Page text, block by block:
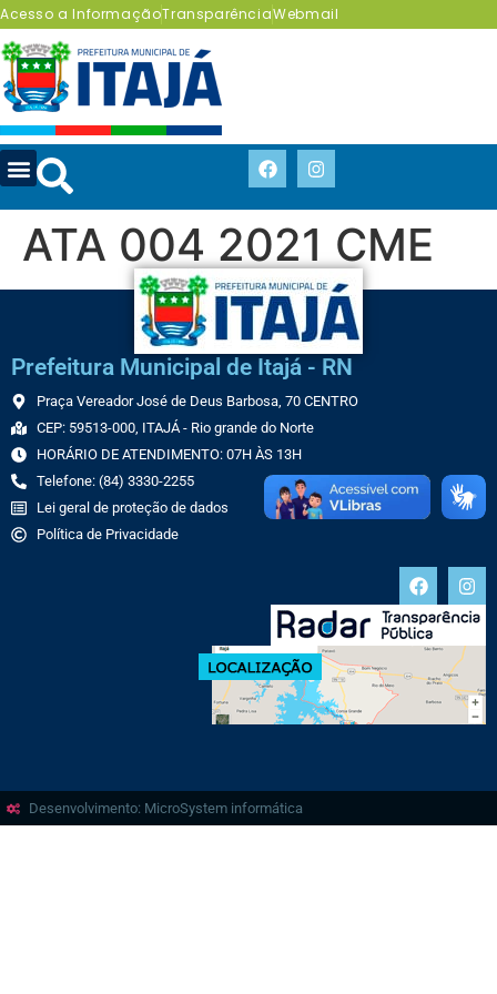
Acesso a InformaçãoTransparênciaWebmail
ATA 004 2021 CME
Prefeitura Municipal de Itajá - RN
Praça Vereador José de Deus Barbosa, 70 CENTRO
CEP: 59513-000, ITAJÁ - Rio grande do Norte
HORÁRIO DE ATENDIMENTO: 07H ÀS 13H
Telefone: (84) 3330-2255
Lei geral de proteção de dados
Política de Privacidade
Desenvolvimento: MicroSystem informática